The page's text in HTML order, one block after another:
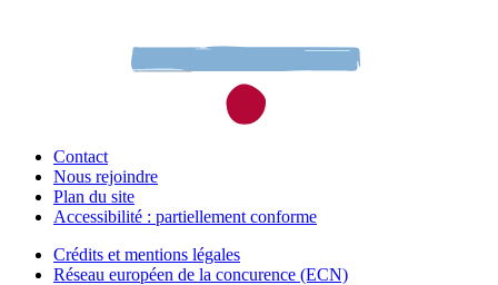
Contact
Nous rejoindre
Plan du site
Accessibilité : partiellement conforme
Crédits et mentions légales
Réseau européen de la concurence (ECN)